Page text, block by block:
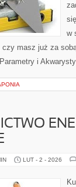
w
masz już za
i
LUT - 2 - 2026